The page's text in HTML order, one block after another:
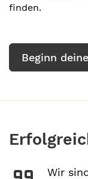
finden.
Beginn
Wir